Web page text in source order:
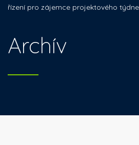
řízení pro zájemce projektového
Archív